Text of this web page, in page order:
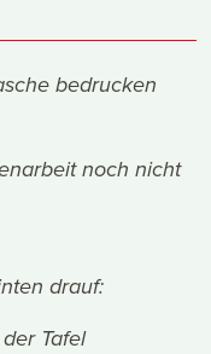
bedrucken
noch nicht
drauf:
Tafel